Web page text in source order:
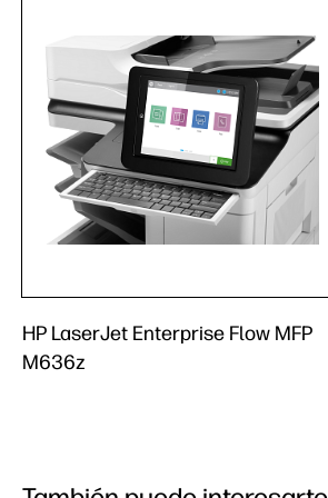
HP LaserJet Enterprise Flow MFP
M636z